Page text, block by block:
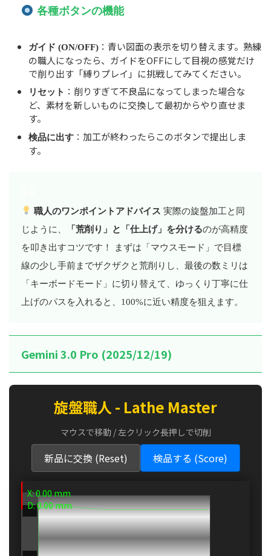
各種ボタンの機能
ガイド (ON/OFF) ：青い図面の表示を切り替えます。熟練
の職人になったら、ガイドをOFFにして目視の感覚だけ
で削り出す「縛りプレイ」に挑戦してみてください。
リセット ：削りすぎて不良品になってしまった場合な
ど、素材を新しいものに交換して最初からやり直せま
す。
検品に出す ：加工が終わったらこのボタンで提出しま
す。
職人のワンポイントアドバイス 実際の旋盤加工と同
じように、
「荒削り」と「仕上げ」を分けるのが高精度
を叩き出すコツです！ まずは「マウスモード」で目標
線の少し手前までザクザクと荒削りし、最後の数ミリは
「キーボードモード」に切り替えて、ゆっくり丁寧に仕
上げのパスを入れると、100%に近い精度を狙えます。
Gemini 3.0 Pro (2025/12/19)
旋盤職人 - Lathe Master
マウスで移動 / 左クリック長押しで切削
新品に交換 (Reset) 検品する (Score)
X:0.00mm
D:0.00mm